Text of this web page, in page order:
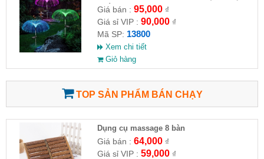
TRỜI
Giá bán : 95,000₫
Giá sỉ VIP : 90,000₫
Mã SP: 13800
Xem chi tiết
Giỏ hàng
TOP SẢN PHẨM BÁN CHẠY
Dụng cụ massage 8 bàn
Giá bán : 64,000₫
Giá sỉ VIP : 59,000₫